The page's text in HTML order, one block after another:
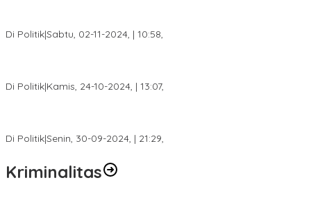
Di Politik|Sabtu, 02-11-2024, | 10:58,
Di Politik|Kamis, 24-10-2024, | 13:07,
Di Politik|Senin, 30-09-2024, | 21:29,
Kriminalitas